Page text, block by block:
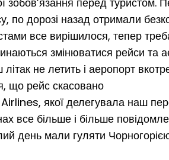
по дорозі назад отримали
все вирішилося, тепер
змінюватися рейси та
не летить і аеропорт
що рейс скасовано
якої делегувала наш
все більше і більше
день мали гуляти